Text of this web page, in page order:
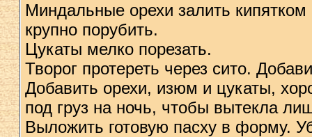
Миндальные орехи залить
крупно порубить.
Цукаты мелко порезать.
Творог протереть через сито.
Добавить орехи, изюм и цукаты,
под груз на ночь, чтобы вытекла
Выложить готовую пасху в форму.